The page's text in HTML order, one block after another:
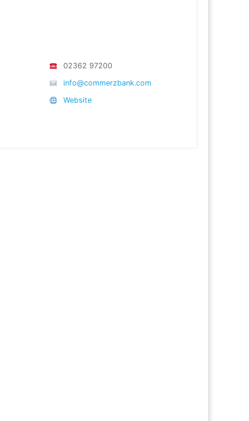
02362 97200
info@commerzbank.com
Website